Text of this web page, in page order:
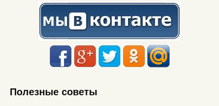
Полезные советы